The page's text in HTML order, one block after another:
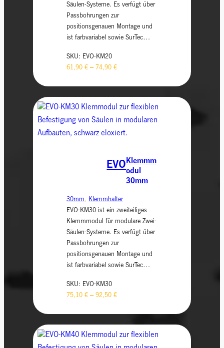
Säulen-Systeme. Es verfügt über
Passbohrungen zur
positionsgenauen Montage und
ist farbvariabel sowie SurTec…
SKU: EVO-KM20
61,90€ – 74,90€
EVOKlemmm
odul
30mm
30mm, Klemmhalter
EVO-KM30 ist ein zweiteiliges
Klemmmodul für modulare Zwei-
Säulen-Systeme. Es verfügt über
Passbohrungen zur
positionsgenauen Montage und
ist farbvariabel sowie SurTec…
SKU: EVO-KM30
75,10€ –92,50€